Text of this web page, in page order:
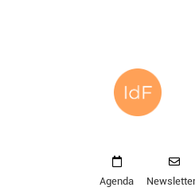
Agenda